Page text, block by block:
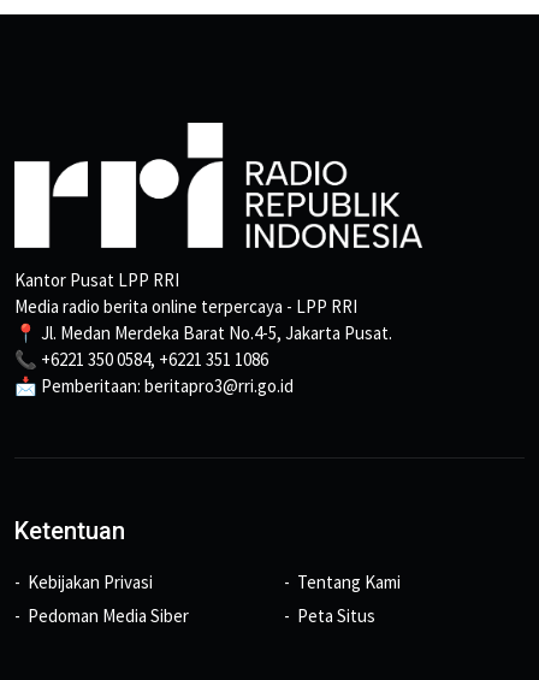
Kantor Pusat LPP RRI
Media radio berita online terpercaya - LPP RRI
📍 Jl. Medan Merdeka Barat No.4-5, Jakarta Pusat.
📞 +6221 350 0584, +6221 351 1086
📩 Pemberitaan: beritapro3@rri.go.id
Ketentuan
Kebijakan Privasi
Pedoman Media Siber
Tentang Kami
Peta Situs